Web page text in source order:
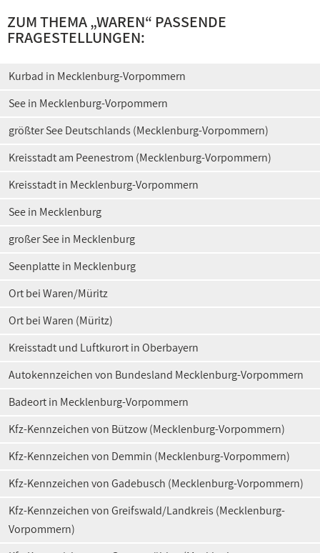
ZUM THEMA „WAREN“ PASSENDE
FRAGESTELLUNGEN:
Kurbad in Mecklenburg-Vorpommern
See in Mecklenburg-Vorpommern
größter See Deutschlands (Mecklenburg-Vorpommern)
Kreisstadt am Peenestrom (Mecklenburg-Vorpommern)
Kreisstadt in Mecklenburg-Vorpommern
See in Mecklenburg
großer See in Mecklenburg
Seenplatte in Mecklenburg
Ort bei Waren/Müritz
Ort bei Waren (Müritz)
Kreisstadt und Luftkurort in Oberbayern
Autokennzeichen von Bundesland Mecklenburg-Vorpommern
Badeort in Mecklenburg-Vorpommern
Kfz-Kennzeichen von Bützow (Mecklenburg-Vorpommern)
Kfz-Kennzeichen von Demmin (Mecklenburg-Vorpommern)
Kfz-Kennzeichen von Gadebusch (Mecklenburg-Vorpommern)
Kfz-Kennzeichen von Greifswald/Landkreis (Mecklenburg-
Vorpommern)